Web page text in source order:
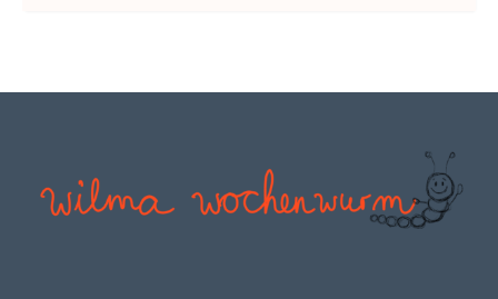
Optionen
können
auf